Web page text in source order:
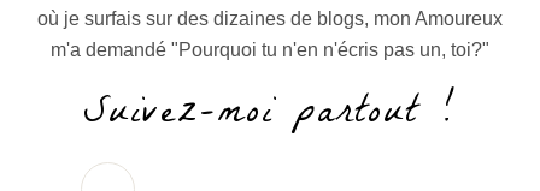
où je surfais sur des dizaines de blogs, mon Amoureux
m'a demandé "Pourquoi tu n'en n'écris pas un, toi?"
Suivez-moi partout !